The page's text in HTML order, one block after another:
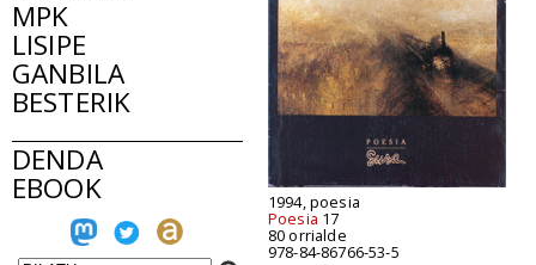
MPK
LISIPE
GANBILA
BESTERIK
DENDA
EBOOK 1994, poesia
Poesia 17
80 orrialde
978-84-86766-53-5